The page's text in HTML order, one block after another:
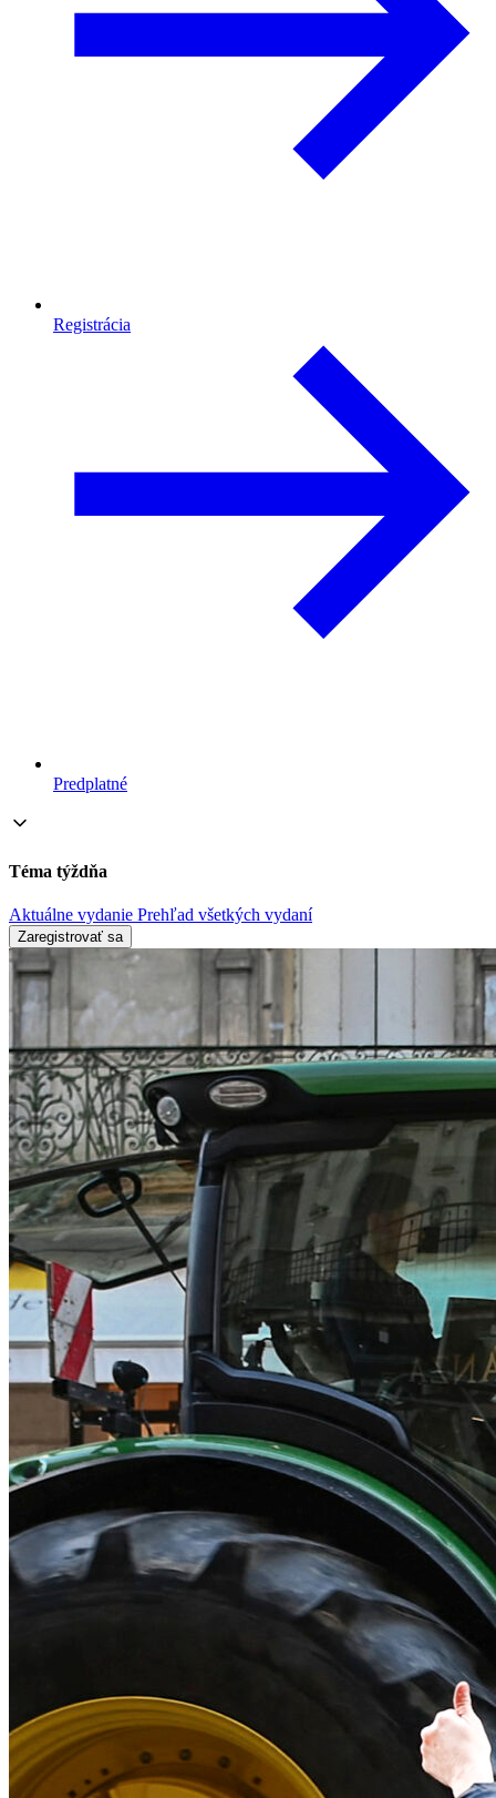
Registrácia
Predplatné
Téma týždňa
Aktuálne vydanie Prehľad všetkých vydaní
Zaregistrovať sa